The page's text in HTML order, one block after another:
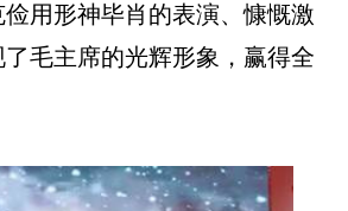
用形神毕肖的表演、慷慨激
毛主席的光辉形象，赢得全